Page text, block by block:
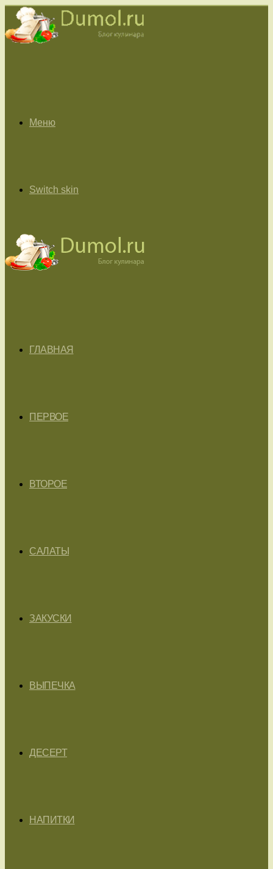
Меню
Switch skin
ГЛАВНАЯ
ПЕРВОЕ
ВТОРОЕ
САЛАТЫ
ЗАКУСКИ
ВЫПЕЧКА
ДЕСЕРТ
НАПИТКИ